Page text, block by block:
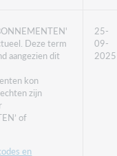
Deze term
aangezien dit
kon
zijn
of
en
25-
09-
2025